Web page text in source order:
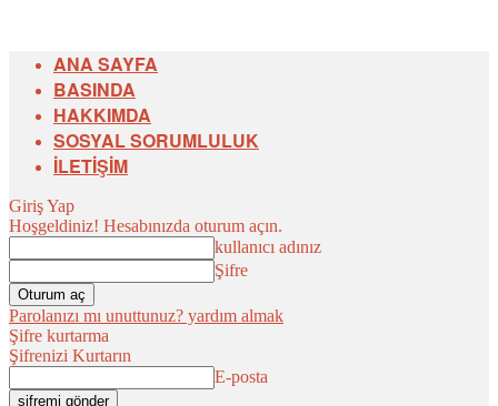
ANA SAYFA
BASINDA
HAKKIMDA
SOSYAL SORUMLULUK
İLETİŞİM
Giriş Yap
Hoşgeldiniz! Hesabınızda oturum açın.
kullanıcı adınız
Şifre
Parolanızı mı unuttunuz? yardım almak
Şifre kurtarma
Şifrenizi Kurtarın
E-posta